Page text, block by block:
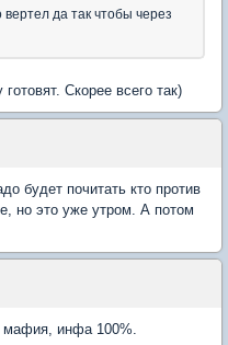
вертел да так чтобы через
Скорее всего так)
будет почитать кто против
но это уже утром. А потом
мафия, инфа 100%.